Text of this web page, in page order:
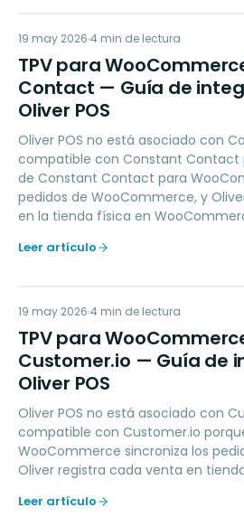
TP
MARKETING
19 may 2026 4 min de lectura
TPV para
Contact — Guía de
Oliver POS
Oliver POS no está asociado con
compatible con Constant Contact
de Constant Contact para
pedidos de WooCommerce, y
en la tienda física en
Leer artículo
TP
MARKETING
19 may 2026 4 min de lectura
TPV para
Customer.io — Guía de
Oliver POS
Oliver POS no está asociado con
compatible con Customer.io
WooCommerce sincroniza los
Oliver registra cada venta en
Leer artículo